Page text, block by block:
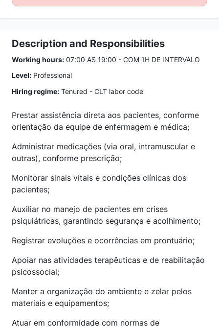
Description and Responsibilities
Working hours: 07:00 AS 19:00 - COM 1H DE INTERVALO
Level: Professional
Hiring regime: Tenured - CLT labor code
Prestar assistência direta aos pacientes, conforme
orientação da equipe de enfermagem e médica;
Administrar medicações (via oral, intramuscular e
outras), conforme prescrição;
Monitorar sinais vitais e condições clínicas dos
pacientes;
Auxiliar no manejo de pacientes em crises
psiquiátricas, garantindo segurança e acolhimento;
Registrar evoluções e ocorrências em prontuário;
Apoiar nas atividades terapêuticas e de reabilitação
psicossocial;
Manter a organização do ambiente e zelar pelos
materiais e equipamentos;
Atuar em conformidade com normas de